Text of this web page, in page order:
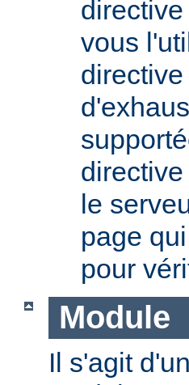
vous
le
page
pour
Module
Il s'agit